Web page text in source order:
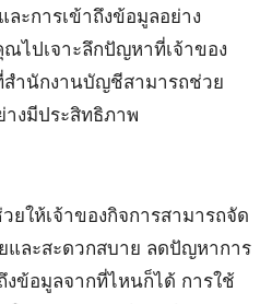
ะการเข้าถึงข้อมูลอย่าง
ไปเจาะลึกปัญหาที่เจ้าของ
สำนักงานบัญชีสามารถช่วย
งมีประสิทธิภาพ
ยให้เจ้าของกิจการสามารถจัด
และสะดวกสบาย ลดปัญหาการ
งข้อมูลจากที่ไหนก็ได้ การใช้